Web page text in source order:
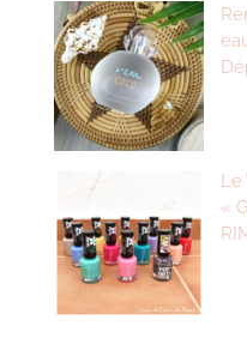
Le
«